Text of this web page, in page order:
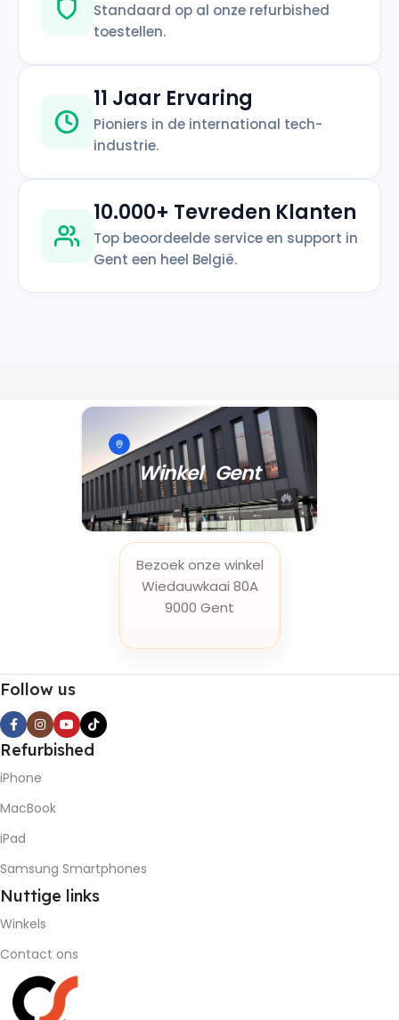
Standaard op al onze refurbished
toestellen.
11 Jaar Ervaring
Pioniers in de international tech-
industrie.
10.000+ Tevreden Klanten
Top beoordeelde service en support in
Gent een heel België.
Winkel Gent
Bezoek onze winkel
Wiedauwkaai 80A
9000 Gent
Follow us
Refurbished
iPhone
MacBook
iPad
Samsung Smartphones
Nuttige links
Winkels
Contact ons